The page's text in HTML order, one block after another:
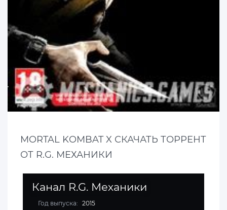
MORTAL KOMBAT X СКАЧАТЬ ТОРРЕНТ
ОТ R.G. МЕХАНИКИ
Канал R.G. Механики
Год выпуска: 2015